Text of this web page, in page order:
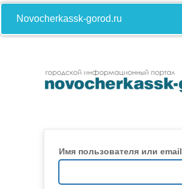
Novocherkassk-gorod.ru
Имя пользователя или email